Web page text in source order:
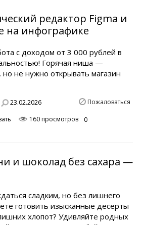
редактор Figma и
на инфографике
с доходом от 3 000 рублей в
Горячая ниша —
но не нужно открывать магазин
23.02.2026 Пожаловаться
160 просмотров 0
и шоколад без сахара —
сладким, но без лишнего
готовить изысканные десерты
хлопот? Удивляйте родных